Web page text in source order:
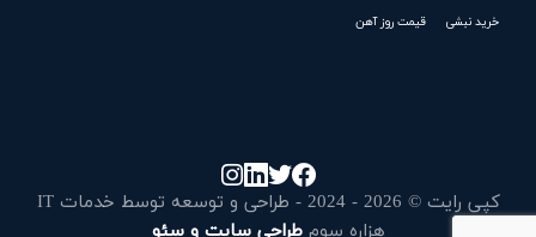
خرید نبشی قیمت روز آهن
کپی رایت © 2026 - 2024 - طراحی و توسعه توسط خدمات IT
هزاره سومطراحی سایت و سئو